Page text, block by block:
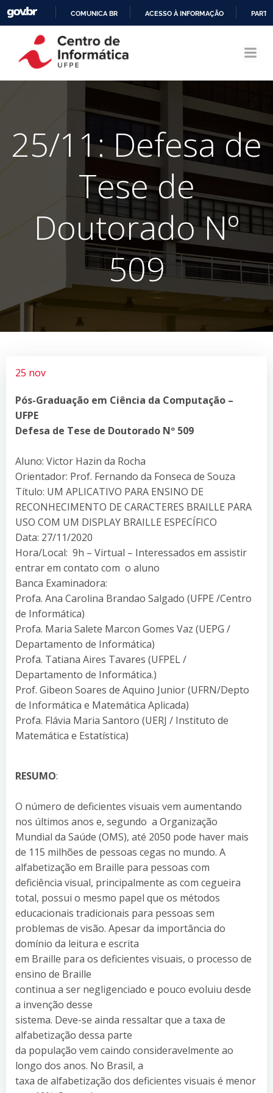
CONTEÚDO
COMUNICA BR ACESSO À INFORMAÇÃO
25/11: Defesa de
Tese de
Doutorado Nº
509
25 nov
Pós-Graduação em Ciência da Computação –
UFPE
Defesa de Tese de Doutorado Nº 509
Aluno: Victor Hazin da Rocha
Orientador: Prof. Fernando da Fonseca de Souza
Título: UM APLICATIVO PARA ENSINO DE
RECONHECIMENTO DE CARACTERES BRAILLE PARA
USO COM UM DISPLAY BRAILLE ESPECÍFICO
Data: 27/11/2020
Hora/Local: 9h – Virtual – Interessados em assistir
entrar em contato com o aluno
Banca Examinadora:
Profa. Ana Carolina Brandao Salgado (UFPE /Centro
de Informática)
Profa. Maria Salete Marcon Gomes Vaz (UEPG /
Departamento de Informática)
Profa. Tatiana Aires Tavares (UFPEL /
Departamento de Informática.)
Prof. Gibeon Soares de Aquino Junior (UFRN/Depto
de Informática e Matemática Aplicada)
Profa. Flávia Maria Santoro (UERJ / Instituto de
Matemática e Estatística)
RESUMO:
O número de deficientes visuais vem aumentando
nos últimos anos e, segundo a Organização
Mundial da Saúde (OMS), até 2050 pode haver mais
de 115 milhões de pessoas cegas no mundo. A
alfabetização em Braille para pessoas com
deficiência visual, principalmente as com cegueira
total, possui o mesmo papel que os métodos
educacionais tradicionais para pessoas sem
problemas de visão. Apesar da importância do
domínio da leitura e escrita
em Braille para os deficientes visuais, o processo de
ensino de Braille
continua a ser negligenciado e pouco evoluiu desde
a invenção desse
sistema. Deve-se ainda ressaltar que a taxa de
alfabetização dessa parte
da população vem caindo consideravelmente ao
longo dos anos. No Brasil, a
taxa de alfabetização dos deficientes visuais é menor